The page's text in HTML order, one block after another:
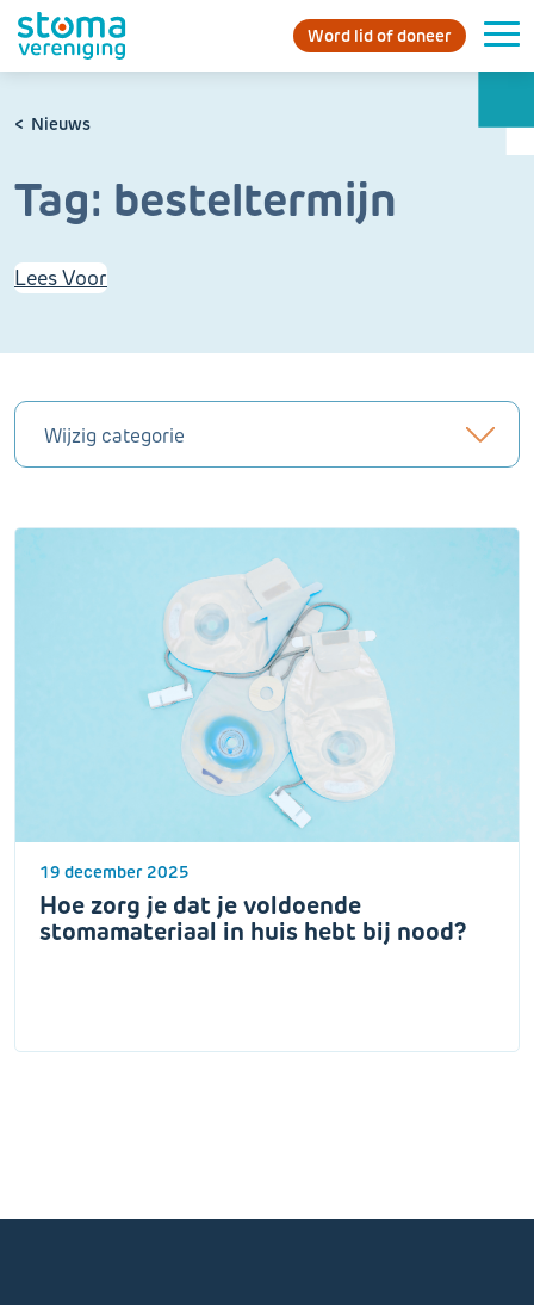
Word lid of doneer
Nieuws
Tag: besteltermijn
Lees Voor
19 december 2025
Hoe zorg je dat je voldoende
stomamateriaal in huis hebt bij nood?